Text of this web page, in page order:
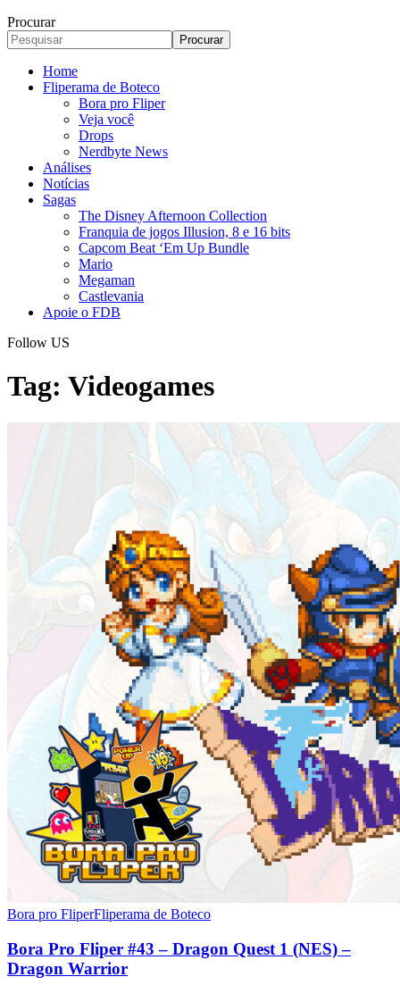
Procurar
Home
Fliperama de Boteco
Bora pro Fliper
Veja você
Drops
Nerdbyte News
Análises
Notícias
Sagas
The Disney Afternoon Collection
Franquia de jogos Illusion, 8 e 16 bits
Capcom Beat ‘Em Up Bundle
Mario
Megaman
Castlevania
Apoie o FDB
Follow US
Tag: Videogames
Bora pro FliperFliperama de Boteco
Bora Pro Fliper #43 – Dragon Quest 1 (NES) –
Dragon Warrior